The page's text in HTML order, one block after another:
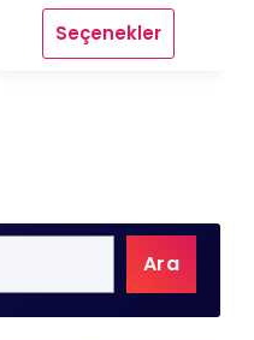
Seçenekler
Bu
ürün
sayfasından
Ara